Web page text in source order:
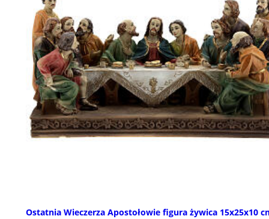
Ostatnia Wieczerza Apostołowie figura żywica 15x25x10